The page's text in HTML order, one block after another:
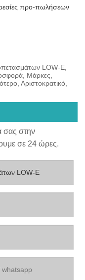
προ-πωλήσεων
LOW-E,
Μάρκες,
Αριστοκρατικό,
σας στην
σε 24 ώρες.